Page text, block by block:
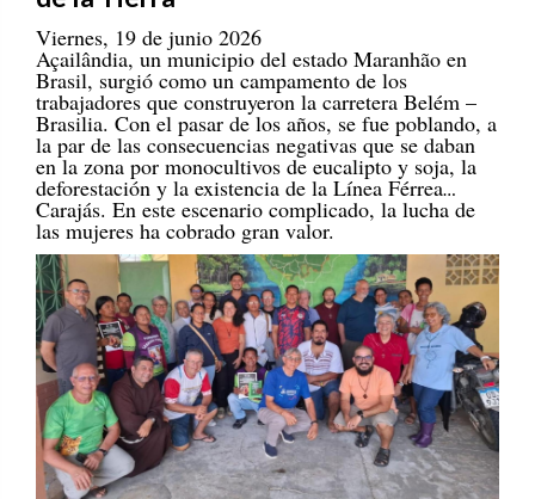
Viernes, 19 de junio 2026
Açailândia, un municipio del estado Maranhão en
Brasil, surgió como un campamento de los
trabajadores que construyeron la carretera Belém –
Brasilia. Con el pasar de los años, se fue poblando, a
la par de las consecuencias negativas que se daban
en la zona por monocultivos de eucalipto y soja, la
deforestación y la existencia de la Línea Férrea
Carajás. En este escenario complicado, la lucha de
las mujeres ha cobrado gran valor.